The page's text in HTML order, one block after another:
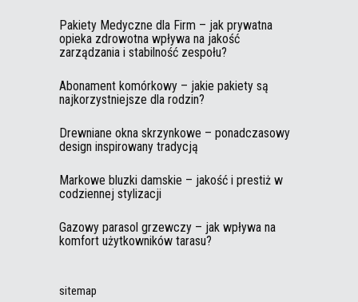
Pakiety Medyczne dla Firm – jak prywatna
opieka zdrowotna wpływa na jakość
zarządzania i stabilność zespołu?
Abonament komórkowy – jakie pakiety są
najkorzystniejsze dla rodzin?
Drewniane okna skrzynkowe – ponadczasowy
design inspirowany tradycją
Markowe bluzki damskie – jakość i prestiż w
codziennej stylizacji
Gazowy parasol grzewczy – jak wpływa na
komfort użytkowników tarasu?
sitemap